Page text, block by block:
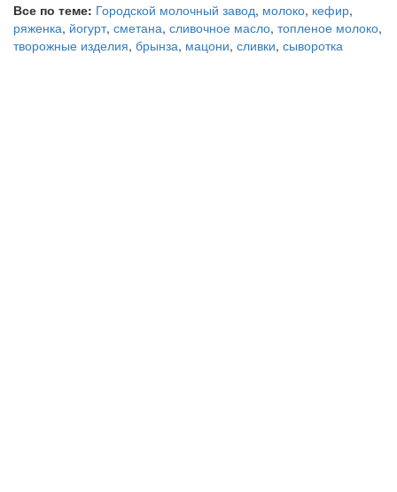
Все по теме: Городской молочный завод, молоко, кефир,
ряженка, йогурт, сметана, сливочное масло, топленое молоко,
творожные изделия, брынза, мацони, сливки, сыворотка